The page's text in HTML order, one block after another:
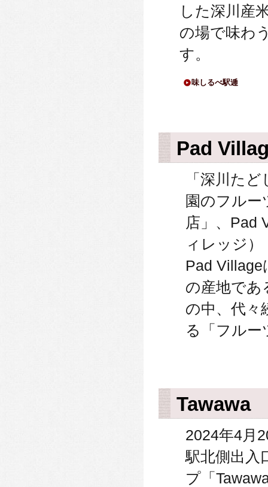
した深川産
の場で味わ
す。
味しるべ駅逓
Pad
「深川た
園のフル
店」、Pad
ィレッジ）
Pad Village
の産地であ
の中、代々
る「フルー
Tawawa
2024年4月
駅北側出入
プ「